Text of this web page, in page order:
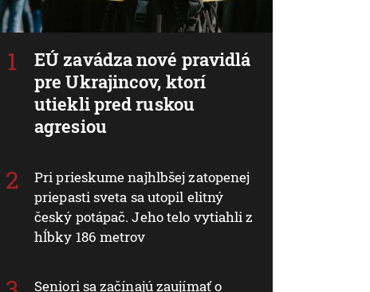
EÚ zavádza nové pravidlá
pre Ukrajincov, ktorí
utiekli pred ruskou
agresiou
Pri prieskume najhlbšej zatopenej
priepasti sveta sa utopil elitný
český potápač. Jeho telo vytiahli z
hĺbky 186 metrov
Seniori sa začínajú zaujímať o